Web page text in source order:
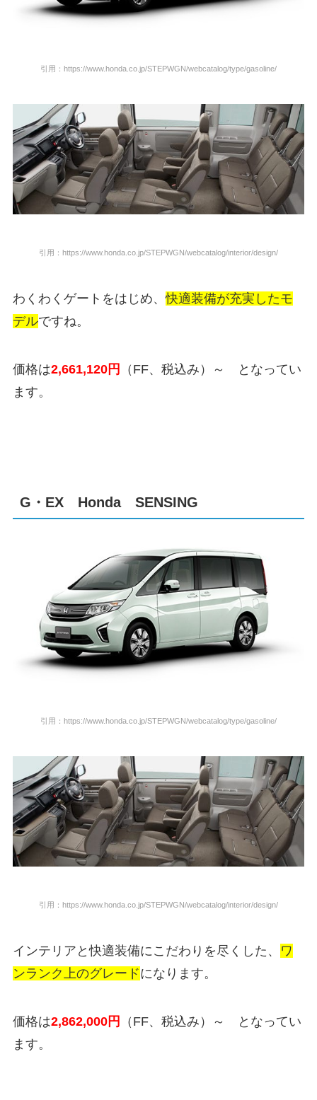
引用：https://www.honda.co.jp/STEPWGN/webcatalog/type/gasoline/
引用：https://www.honda.co.jp/STEPWGN/webcatalog/interior/design/
わくわくゲートをはじめ、快適装備が充実したモ
デルですね。
価格は2,661,120円
（FF、税込み）～ となってい
ます。
G・EX Honda SENSING
引用：https://www.honda.co.jp/STEPWGN/webcatalog/type/gasoline/
引用：https://www.honda.co.jp/STEPWGN/webcatalog/interior/design/
インテリアと快適装備にこだわりを尽くした、
ワ
ンランク上のグレードになります。
価格は2,862,000円
（FF、税込み）～ となってい
ます。